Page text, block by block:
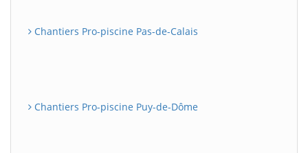
Chantiers Pro-piscine Pas-de-Calais
Chantiers Pro-piscine Puy-de-Dôme